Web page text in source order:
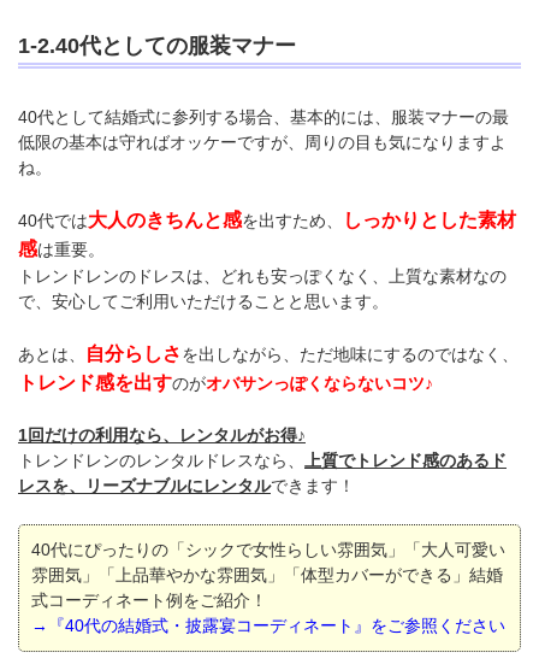
1-2.40代としての服装マナー
40代として結婚式に参列する場合、基本的には、服装マナーの最
低限の基本は守ればオッケーですが、周りの目も気になりますよ
ね。
40代では大人のきちんと感を出すため、
しっかりとした素材
感は重要。
トレンドレンのドレスは、どれも安っぽくなく、上質な素材なの
で、安心してご利用いただけることと思います。
あとは、 自分らしさを出しながら、ただ地味にするのではなく、
トレンド感を出すのがオバサンっぽくならないコツ♪
1回だけの利用なら、レンタルがお得♪
トレンドレンのレンタルドレスなら、
上質でトレンド感のあるド
レスを、リーズナブルにレンタルできます！
40代にぴったりの「シックで女性らしい雰囲気」「大人可愛い
雰囲気」「上品華やかな雰囲気」「体型カバーができる」結婚
式コーディネート例をご紹介！
→『40代の結婚式・披露宴コーディネート』をご参照ください